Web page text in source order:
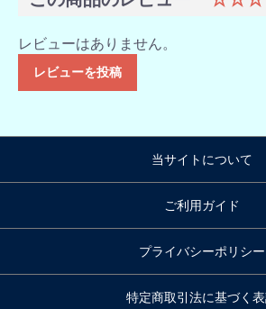
レビューはありません。
レビューを投稿
当サイトについて
ご利用ガイド
プライバシーポリシー
特定商取引法に基づく